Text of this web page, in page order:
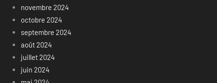
novembre 2024
octobre 2024
septembre 2024
août 2024
juillet 2024
juin 2024